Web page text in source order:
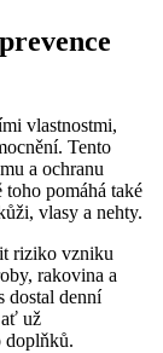
vlastnostmi,
Tento
a ochranu
pomáhá také
vlasy a nehty.
riziko vzniku
rakovina a
dostal denní
už
doplňků.